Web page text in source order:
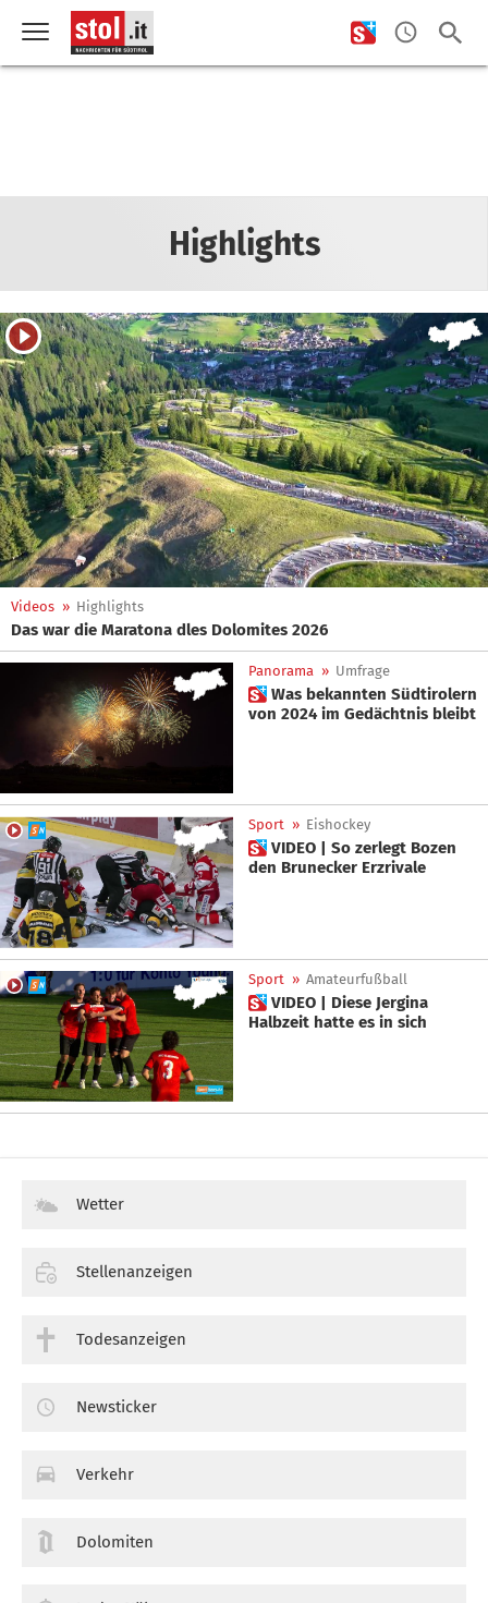
Highlights
Videos » Highlights
Das war die Maratona dles Dolomites 2026
Panorama » Umfrage
 Was bekannten Südtirolern
von 2024 im Gedächtnis bleibt
Sport » Eishockey
 VIDEO | So zerlegt Bozen
den Brunecker Erzrivale
Sport » Amateurfußball
 VIDEO | Diese Jergina
Halbzeit hatte es in sich
Wetter
Stellenanzeigen
Todesanzeigen
Newsticker
Verkehr
Dolomiten